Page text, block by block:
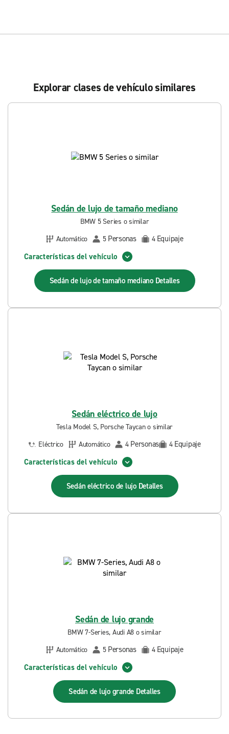
Explorar clases de vehículo similares
Sedán de lujo de tamaño mediano
BMW 5 Series o similar
Automático
5 Personas 4 Equipaje
Características del vehículo
Sedán de lujo de tamaño mediano Detalles
Sedán eléctrico de lujo
Tesla Model S, Porsche Taycan o similar
Eléctrico
Automático 4 Personas 4 Equipaje
Características del vehículo
Sedán eléctrico de lujo Detalles
Sedán de lujo grande
BMW 7-Series, Audi A8 o similar
Automático
5 Personas 4 Equipaje
Características del vehículo
Sedán de lujo grande Detalles